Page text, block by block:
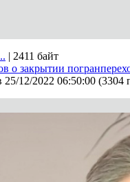
| 2411 байт
о закрытии
25/12/2022 06:50:00 (3304